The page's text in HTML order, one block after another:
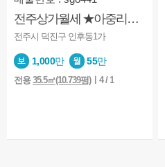
전주상가월세 ★아중리★인후동1가★도로변★1층★깔끔★주차가능
전주시 덕진구 인후동1가
1,000만 55만
전용35.5㎡(10.739평)ㅣ4 / 1